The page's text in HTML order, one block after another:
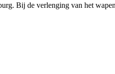
Bij de verlenging van het